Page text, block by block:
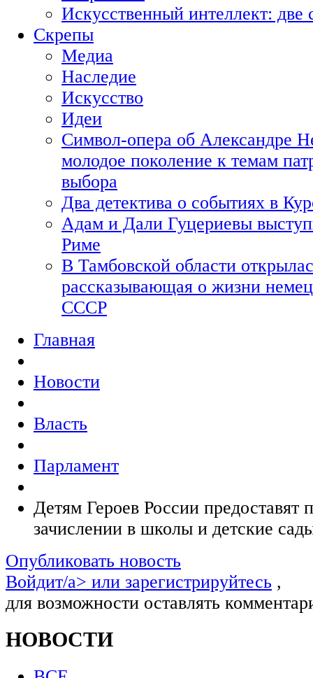
Искусственный интеллект:
Скрепы
Медиа
Наследие
Искусство
Идеи
Символ-опера об Александре
молодое поколение к темам
выбора
Два детектива о событиях в
Адам и Дали Гуцериевы
Риме
В Тамбовской области
рассказывающая о жизни
СССР
Главная
Новости
Власть
Парламент
Детям Героев России предоставят
зачислении в школы и детские
Опубликовать новость
Войдит/a> или зарегистрируйтесь ,
для возможности оставлять
НОВОСТИ